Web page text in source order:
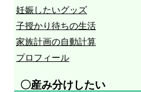
妊娠したいグッズ
子授かり待ちの生活
家族計画の自動計算
プロフィール
〇産み分けしたい